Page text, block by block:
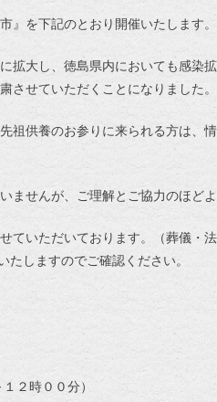
』を下記のとおり開催いたします。
拡大し、徳島県内においても感
させていただくことになりました。
祖供養のお参りに来られる方は
せんが、ご理解とご協力のほど
いただいております。（葬儀・
たしますのでご確認ください。
２時００分）